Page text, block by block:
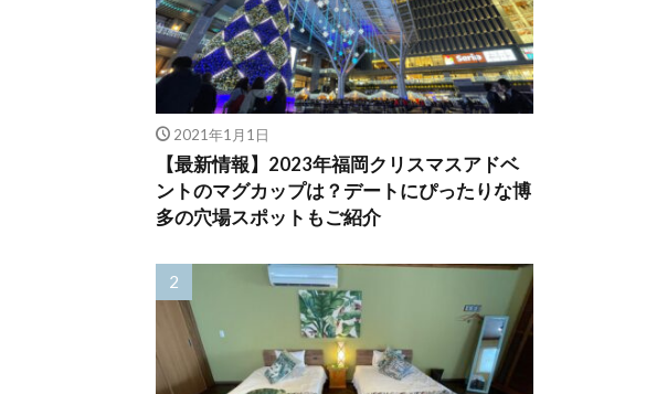
2021年1月1日
【最新情報】2023年福岡クリスマスアドベ
ントのマグカップは？デートにぴったりな博
多の穴場スポットもご紹介